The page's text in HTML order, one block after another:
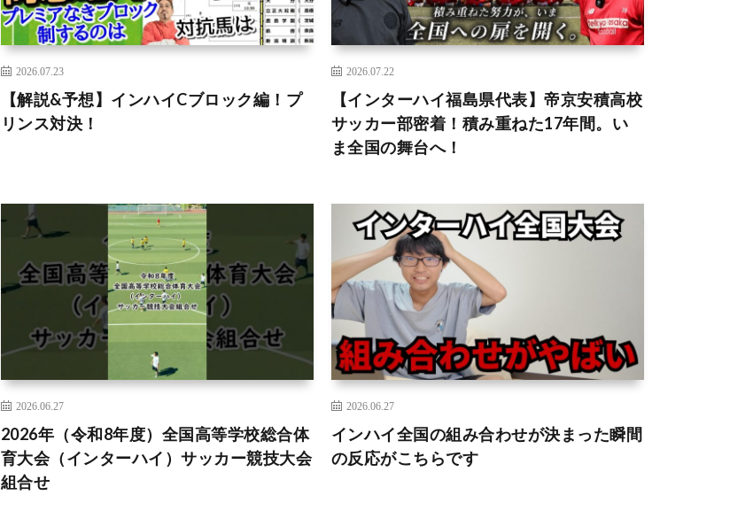
2026.07.23
【解説&予想】インハイCブロック編！プ
リンス対決！
2026.07.22
【インターハイ福島県代表】帝京安積高校
サッカー部密着！積み重ねた17年間。い
ま全国の舞台へ！
2026.06.27
2026年（令和8年度）全国高等学校総合体
育大会（インターハイ）サッカー競技大会
組合せ
2026.06.27
インハイ全国の組み合わせが決まった瞬間
の反応がこちらです